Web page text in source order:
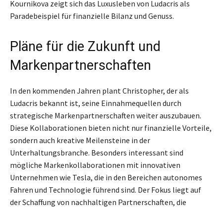
Kournikova zeigt sich das Luxusleben von Ludacris als
Paradebeispiel für finanzielle Bilanz und Genuss.
Pläne für die Zukunft und
Markenpartnerschaften
In den kommenden Jahren plant Christopher, der als
Ludacris bekannt ist, seine Einnahmequellen durch
strategische Markenpartnerschaften weiter auszubauen.
Diese Kollaborationen bieten nicht nur finanzielle Vorteile,
sondern auch kreative Meilensteine in der
Unterhaltungsbranche. Besonders interessant sind
mögliche Markenkollaborationen mit innovativen
Unternehmen wie Tesla, die in den Bereichen autonomes
Fahren und Technologie führend sind. Der Fokus liegt auf
der Schaffung von nachhaltigen Partnerschaften, die